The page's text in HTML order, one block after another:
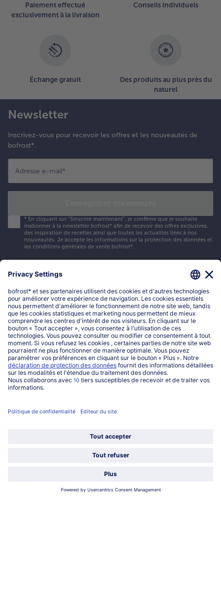
Paiement effectué
exclusivement à la livraison
Conseils individuels
Échange gratuit
Des produits au plus près du
naturel
Newsletter
Inscrivez-vous pour recevoir les offres et les nouveautés de
bofrost*.
Adresse e-mail*
* En cliquant sur "Sinscrire maintenant", je confirme que je souhaite
mabonner à la newsletter bofrost* afin de recevoir des offres exclusives,
des inspiration de recettes ainsi que toutes les actualités liées à nos
nouveautés. Je accepte les informations sur la protection des données et
les conditions générales de vente bofrost*.
Mon compte bofrost*
www.bofrost.be
service@bofrost.be
016 98 1919
Lun-Ven: 9h - 19h et Sa: 9h - 13h
Service